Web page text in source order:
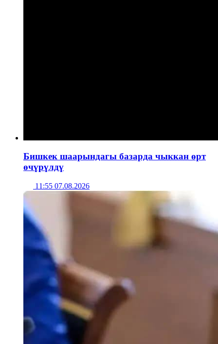
Бишкек шаарындагы базарда чыккан өрт
өчүрүлдү
11:55 07.08.2026